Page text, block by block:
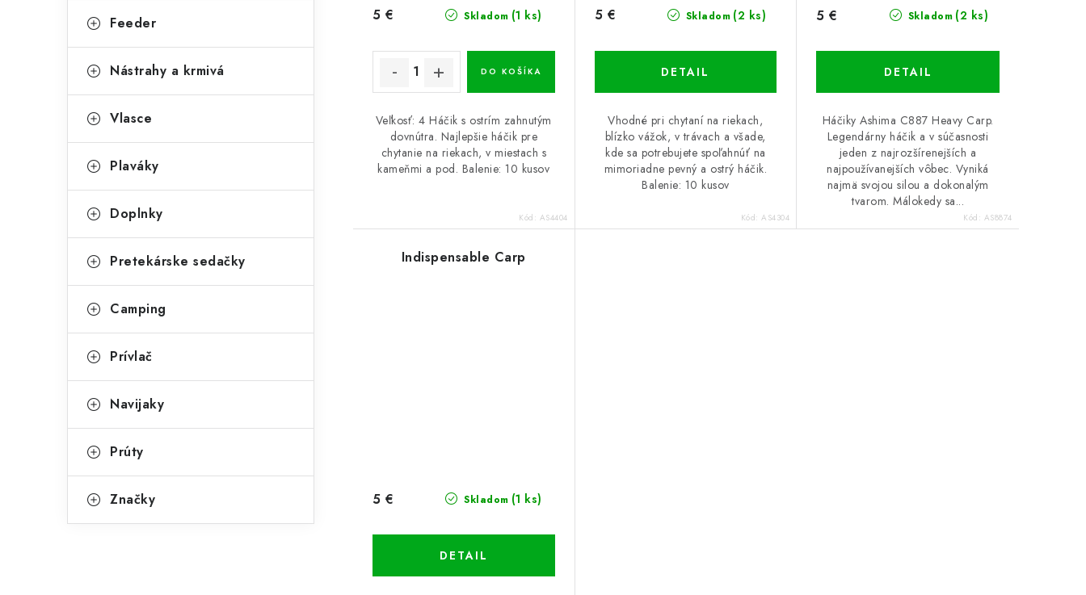
ó
i
Feeder
Nástrahy a krmivá
Vlasce
Plaváky
Doplnky
Pretekárske sedačky
Camping
Prívlač
Navijaky
Prúty
Značky
d
u
k
o
v
Skladom (1 ks)
5 €
DO KOŠÍKA
Veľkosť: 4 Háčik s ostrím zahnutým
dovnútra. Najlepšie háčik pre
chytanie na riekach, v miestach s
kameňmi a pod. Balenie: 10 kusov
Kód: AS4404
Skladom (2 ks)
5 €
DETAIL
Vhodné pri chytaní na riekach,
blízko vážok, v trávach a všade,
kde sa potrebujete spoľahnúť na
mimoriadne pevný a ostrý háčik.
Balenie: 10 kusov
Kód:AS4304
Skladom (2 ks)
5 €
DETAIL
Háčiky Ashima C887 Heavy Carp.
Legendárny háčik a v súčasnosti
jeden z najrozšírenejších a
najpoužívanejších vôbec. Vyniká
najmä svojou silou a dokonalým
tvarom. Málokedy sa...
Kód: AS8874
Indispensable Carp
Skladom (1 ks)
5 €
DETAIL